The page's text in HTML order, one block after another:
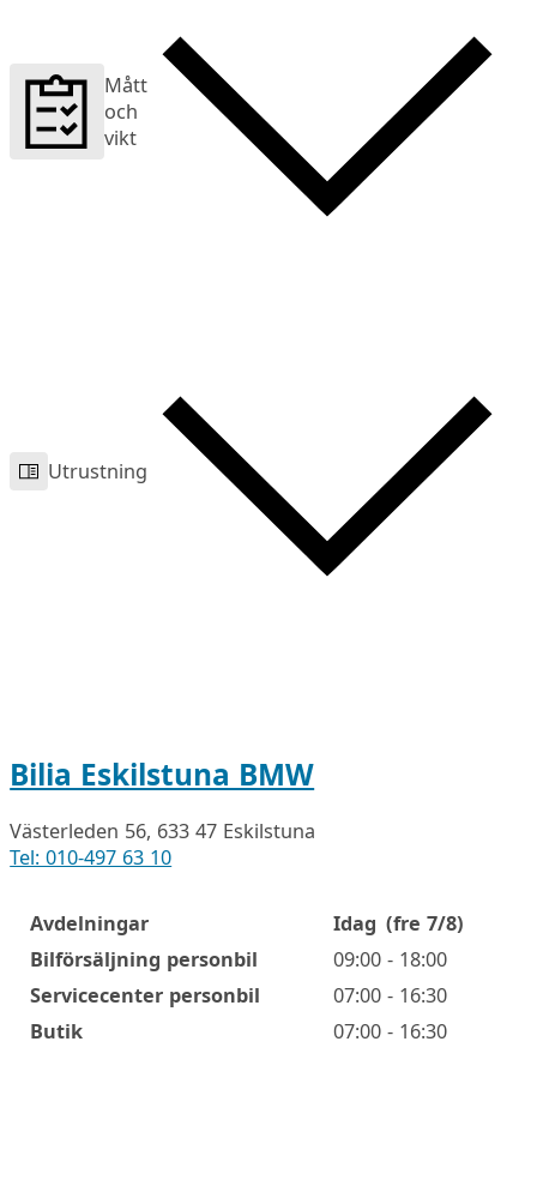
Mått
och
vikt
Utrustning
Bilia Eskilstuna BMW
Västerleden 56, 633 47 Eskilstuna
Tel: 010-497 63 10
Öppettider
Avdelningar Idag (fre 7/8)
Bilförsäljning personbil
09:00 - 18:00
Servicecenter personbil
07:00 - 16:30
Butik
07:00 - 16:30